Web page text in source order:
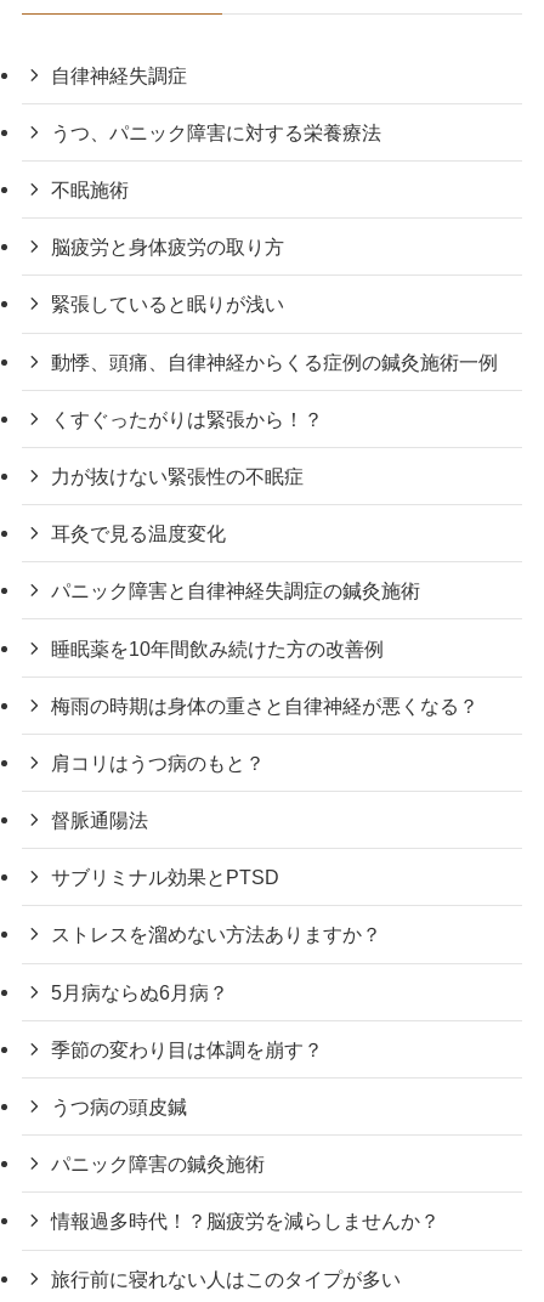
自律神経失調症
うつ、パニック障害に対する栄養療法
不眠施術
脳疲労と身体疲労の取り方
緊張していると眠りが浅い
動悸、頭痛、自律神経からくる症例の鍼灸施術一例
くすぐったがりは緊張から！？
力が抜けない緊張性の不眠症
耳灸で見る温度変化
パニック障害と自律神経失調症の鍼灸施術
睡眠薬を10年間飲み続けた方の改善例
梅雨の時期は身体の重さと自律神経が悪くなる？
肩コリはうつ病のもと？
督脈通陽法
サブリミナル効果とPTSD
ストレスを溜めない方法ありますか？
5月病ならぬ6月病？
季節の変わり目は体調を崩す？
うつ病の頭皮鍼
パニック障害の鍼灸施術
情報過多時代！？脳疲労を減らしませんか？
旅行前に寝れない人はこのタイプが多い